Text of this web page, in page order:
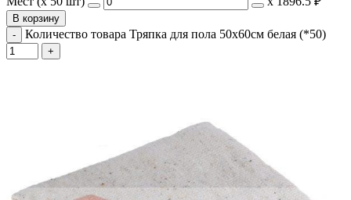
В корзину
Количество товара Тряпка для пола 50х60см белая (*50)